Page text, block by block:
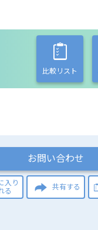
比較リスト
お問い合わせ
入り
る
共有する